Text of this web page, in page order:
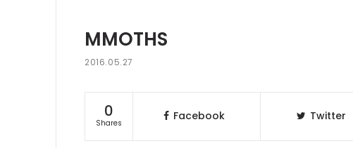
MMOTHS
2016.05.27
0
Shares
Facebook Twitter